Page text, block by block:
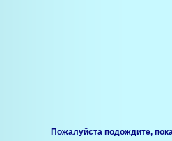
Пожалуйста подождите,